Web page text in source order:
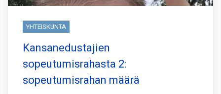
YHTEISKUNTA
Kansanedustajien
sopeutumisrahasta 2:
sopeutumisrahan määrä